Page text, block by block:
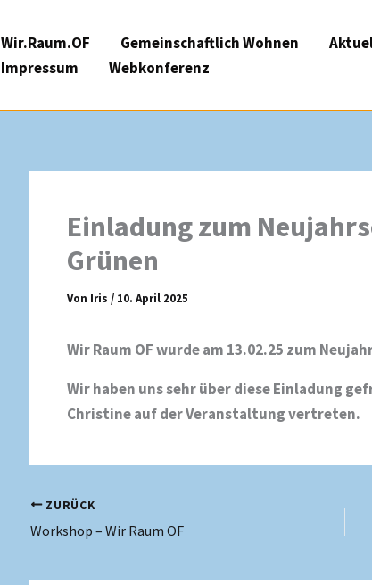
Wir.Raum.OF Gemeinschaftlich Wohnen
Impressum
Webkonferenz
Einladung zum
Grünen
Von Iris / 10. April 2025
Wir Raum OF wurde am 13.02.25 zum
Wir haben uns sehr über diese Einladung
Christine auf der Veranstaltung vertreten.
ZURÜCK
Workshop – Wir Raum OF